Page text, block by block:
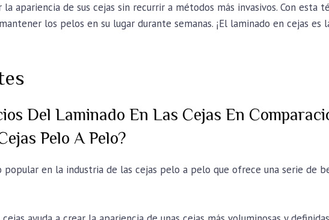
apariencia de sus cejas sin recurrir a métodos más invasivos. Con esta
los pelos en su lugar durante semanas. ¡El laminado en cejas
Del Laminado En Las Cejas En
Pelo A Pelo?
en la industria de las cejas pelo a pelo que ofrece una serie de